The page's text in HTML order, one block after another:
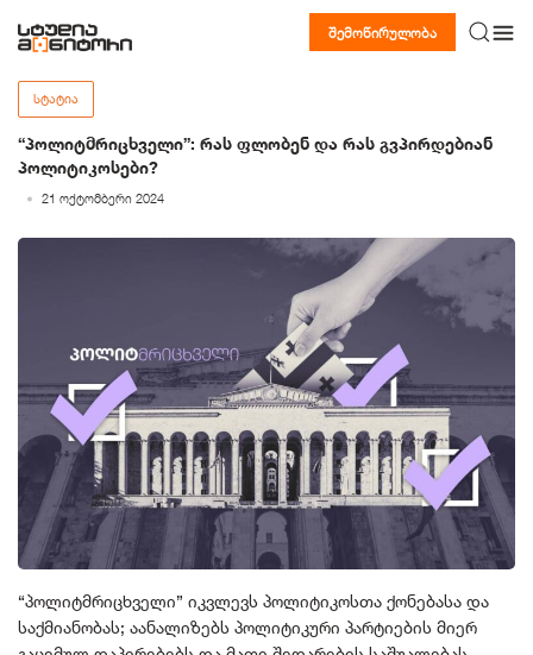
შემოწირულობა
ᲡᲢᲐᲢᲘᲐ
“პოლიტმრიცხველი”: რას ფლობენ და რას გვპირდებიან
პოლიტიკოსები?
21 ოქტომბერი 2024
“პოლიტმრიცხველი” იკვლევს პოლიტიკოსთა ქონებასა და
საქმიანობას; აანალიზებს პოლიტიკური პარტიების მიერ